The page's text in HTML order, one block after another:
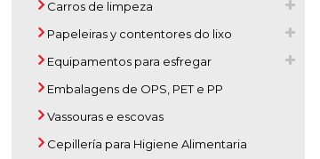
Carros de limpeza
Papeleiras y contentores do lixo
Equipamentos para esfregar
Embalagens de OPS, PET e PP
Vassouras e escovas
Cepillería para Higiene Alimentaria